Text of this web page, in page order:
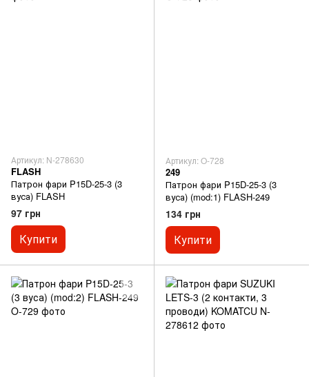
Артикул: N-278630
FLASH
Патрон фари P15D-25-3 (3
вуса) FLASH
97 грн
Купити
Артикул: O-728
249
Патрон фари P15D-25-3 (3
вуса) (mod:1) FLASH-249
134 грн
Купити